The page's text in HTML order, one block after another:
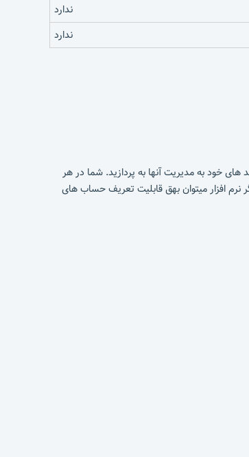
ندارد
ندارد
خود به مدیریت آنها به پردازید. شما در هر
نرم افزار میتوان بهق قابلیت تعریف حساب های